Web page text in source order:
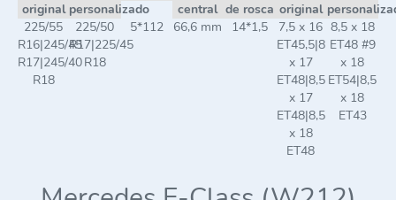
original personalizado
central de rosca original
225/55
R16|245/45
R17|245/40
R18
225/50
R17|225/45
R18
5*112 66,6 mm 14*1,5
7,5 x 16
ET45,5|8
x 17
ET48|8,5
x 17
ET48|8,5
x 18
ET48
8,5 x 18
ET48 #9
x 18
ET54|8,5
x 18
ET43